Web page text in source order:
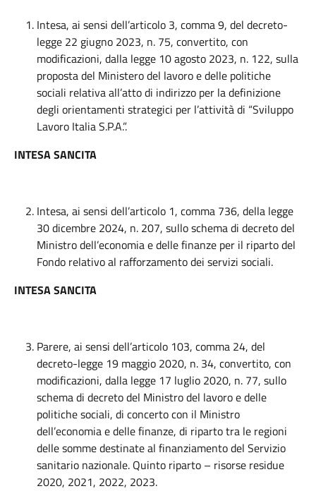
Intesa, ai sensi dell’articolo 3, comma 9, del decreto-
legge 22 giugno 2023, n. 75, convertito, con
modificazioni, dalla legge 10 agosto 2023, n. 122, sulla
proposta del Ministero del lavoro e delle politiche
sociali relativa all’atto di indirizzo per la definizione
degli orientamenti strategici per l’attività di “Sviluppo
Lavoro Italia S.P.A.”.
INTESA SANCITA
Intesa, ai sensi dell’articolo 1, comma 736, della legge
30 dicembre 2024, n. 207, sullo schema di decreto del
Ministro dell’economia e delle finanze per il riparto del
Fondo relativo al rafforzamento dei servizi sociali.
INTESA SANCITA
Parere, ai sensi dell’articolo 103, comma 24, del
decreto-legge 19 maggio 2020, n. 34, convertito, con
modificazioni, dalla legge 17 luglio 2020, n. 77, sullo
schema di decreto del Ministro del lavoro e delle
politiche sociali, di concerto con il Ministro
dell’economia e delle finanze, di riparto tra le regioni
delle somme destinate al finanziamento del Servizio
sanitario nazionale. Quinto riparto – risorse residue
2020, 2021, 2022, 2023.